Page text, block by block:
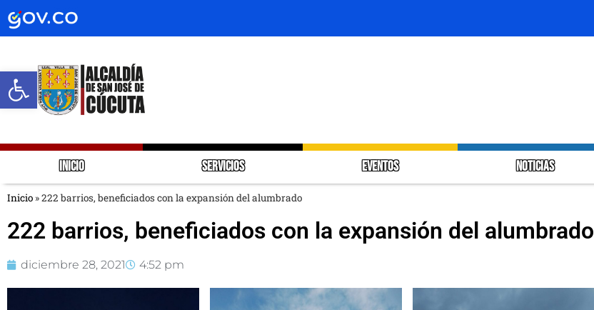
Abrir barra de herramientas
INICIO SERVICIOS EVENTOS NOTICIAS
Inicio »222 barrios, beneficiados con la expansión del alumbrado
222 barrios, beneficiados con la expansión del alumbrado
diciembre 28, 2021 4:52 pm